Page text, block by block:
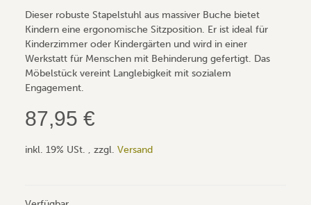
Dieser robuste Stapelstuhl aus massiver Buche bietet
Kindern eine ergonomische Sitzposition. Er ist ideal für
Kinderzimmer oder Kindergärten und wird in einer
Werkstatt für Menschen mit Behinderung gefertigt. Das
Möbelstück vereint Langlebigkeit mit sozialem
Engagement.
87,95 €
inkl. 19% USt. , zzgl. Versand